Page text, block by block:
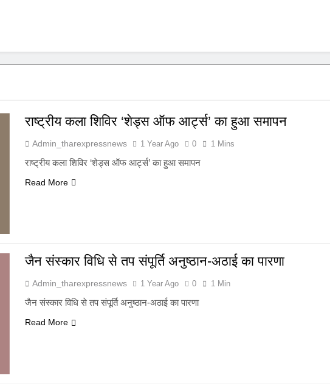
राष्ट्रीय कला शिविर ‘शेड्स ऑफ आर्ट्स’ का हुआ समापन
Admin_tharexpressnews 1 Year Ago 0 1 Mins
राष्ट्रीय कला शिविर ‘शेड्स ऑफ आर्ट्स’ का हुआ समापन
Read More
जैन संस्कार विधि से तप संपूर्ति अनुष्ठान-अठाई का पारणा
Admin_tharexpressnews 1 Year Ago 0 1 Min
जैन संस्कार विधि से तप संपूर्ति अनुष्ठान-अठाई का पारणा
Read More